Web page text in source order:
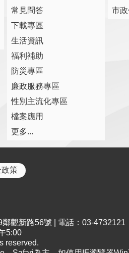
常見問答
下載專區
生活資訊
福利補助
防災專區
廉政服務專區
性別主流化專區
檔案應用
更多...
市
策
觀新路56號 | 電話：03-4732121
5:00
reserved.